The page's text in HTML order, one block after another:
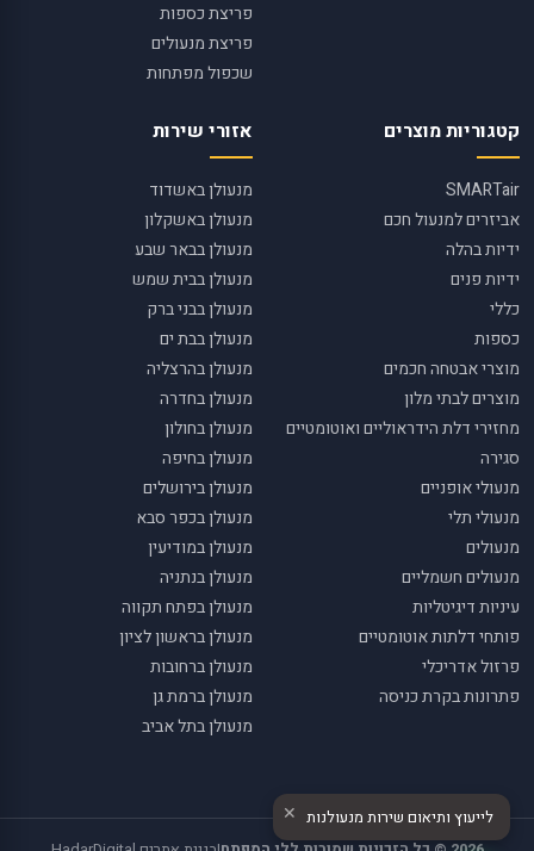
פריצת כספות
פריצת מנעולים
שכפול מפתחות
קטגוריות מוצרים
SMARTair
אביזרים למנעול חכם
ידיות בהלה
ידיות פנים
כללי
כספות
מוצרי אבטחה חכמים
מוצרים לבתי מלון
מחזירי דלת הידראוליים ואוטומטיים
סגירה
מנעולי אופניים
מנעולי תלי
מנעולים
מנעולים חשמליים
עיניות דיגיטליות
פותחי דלתות אוטומטיים
פרזול אדריכלי
פתרונות בקרת כניסה
אזורי שירות
מנעולן באשדוד
מנעולן באשקלון
מנעולן בבאר שבע
מנעולן בבית שמש
מנעולן בבני ברק
מנעולן בבת ים
מנעולן בהרצליה
מנעולן בחדרה
מנעולן בחולון
מנעולן בחיפה
מנעולן בירושלים
מנעולן בכפר סבא
מנעולן במודיעין
מנעולן בנתניה
מנעולן בפתח תקווה
מנעולן בראשון לציון
מנעולן ברחובות
מנעולן ברמת גן
מנעולן בתל אביב
✕ לייעוץ ותיאום שירות מנעולנות